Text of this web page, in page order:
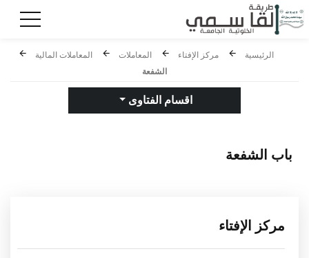
الرئيسية مركز الإفتاء المعاملات
المعاملات المالية
الشفعة
اقسام الفتاوى
باب الشفعة
مركز الإفتاء